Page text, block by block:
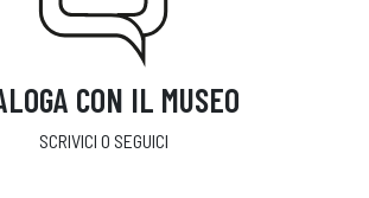
CON IL MUSEO
SCRIVICI O SEGUICI